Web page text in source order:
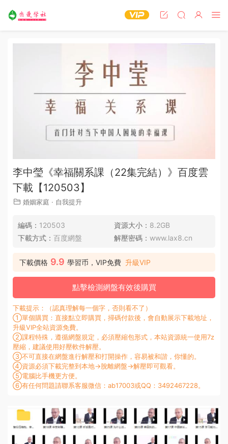
李中瑩《幸福關系課（22集完結）》百度雲
下載【120503】
婚姻家庭 · 自我提升
編碼： 120503 資源大小： 8.2GB
下載方式： 百度網盤 解壓密碼： www.lax8.cn
下載價格 9.9 學習币，VIP免費 升級VIP
點擊檢測網盤有效後購買
下載提示：（認真理解每一個字，否則看不了）
①單個購買：直接點立即購買，掃碼付款後，會自動展示下載地址，
升級VIP全站資源免費。
②課程特殊，遵循網盤規定，必須壓縮包形式，本站資源統一使用7z
壓縮，建議使用好壓軟件解壓。
③不可直接在網盤進行解壓和打開操作，容易被和諧，你懂的。
④資源必須下載完整到本地→脫離網盤→解壓即可觀看。
⑤電腦比手機更方便。
⑥有任何問題請聯系客服微信：ab17003或QQ：3492467228。